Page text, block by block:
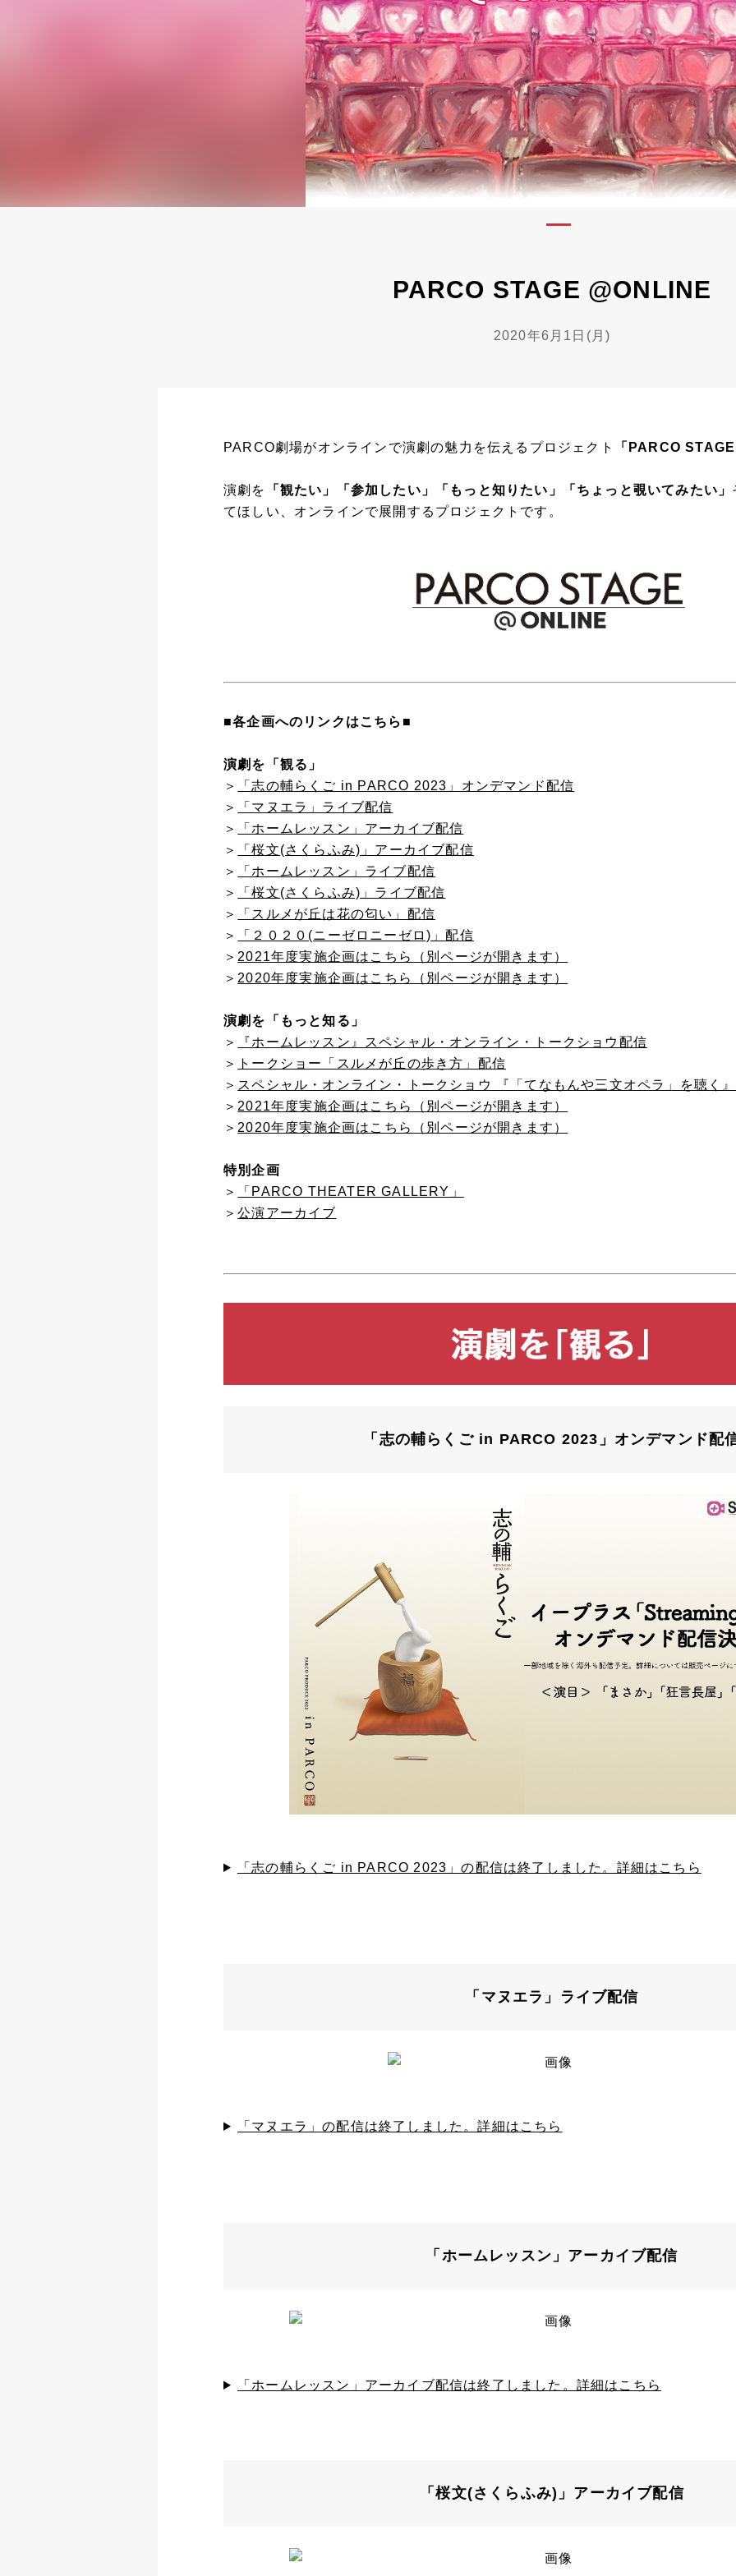
PARCO STAGE @ONLINE
2020年6月1日(月)
PARCO劇場がオンラインで演劇の魅力を伝えるプロジェクト 「PARCO
演劇を 「観たい」「参加したい」「もっと知りたい」「ちょっと覗いてみたい」
てほしい、オンラインで展開するプロジェクトです。
■各企画へのリンクはこちら■
演劇を「観る」
＞
「志の輔らくご in PARCO 2023」オンデマンド配信
＞
「マヌエラ」ライブ配信
＞
「ホームレッスン」アーカイブ配信
＞
「桜文(さくらふみ)」アーカイブ配信
＞
「ホームレッスン」ライブ配信
＞
「桜文(さくらふみ)」ライブ配信
＞
「スルメが丘は花の匂い」配信
＞
「２０２０(ニーゼロニーゼロ)」配信
＞ 2021年度実施企画はこちら（別ページが開きます）
＞ 2020年度実施企画はこちら（別ページが開きます）
演劇を「もっと知る」
＞
『ホームレッスン』スペシャル・オンライン・トークショウ配信
＞
トークショー「スルメが丘の歩き方」配信
＞ スペシャル・オンライン・トークショウ 『「てなもんや三文オペラ」を聴く
＞ 2021年度実施企画はこちら（別ページが開きます）
＞ 2020年度実施企画はこちら（別ページが開きます）
特別企画
＞
「PARCO THEATER GALLERY」
＞公演アーカイブ
「志の輔らくご in PARCO 2023」オンデマンド配
「志の輔らくご in PARCO 2023」の配信は終了しました。詳細はこちら
「マヌエラ」ライブ配信
「マヌエラ」の配信は終了しました。詳細はこちら
「ホームレッスン」アーカイブ配信
「ホームレッスン」アーカイブ配信は終了しました。詳細はこちら
「桜文(さくらふみ)」アーカイブ配信